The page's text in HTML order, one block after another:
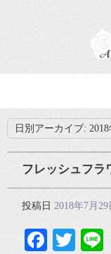
日別アーカイブ:
フレッシュフラ
投稿日 2018年7月29